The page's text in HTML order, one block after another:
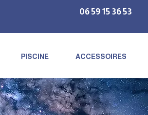
06 59 15 36 53
PISCINE ACCESSOIRES